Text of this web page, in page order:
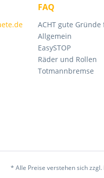
FAQ
ACHT gute Gründe
Allgemein
EasySTOP
Räder und Rollen
Totmannbremse
* Alle Preise verstehen sich